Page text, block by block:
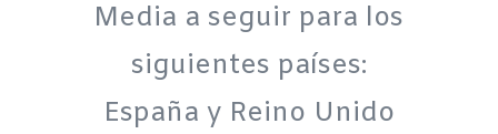
Media a seguir para los
siguientes países:
España y Reino Unido